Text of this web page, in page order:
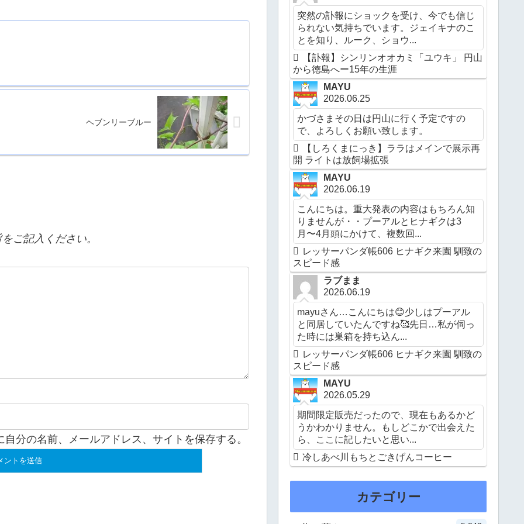
ヘブンリーブルー
記入ください。
分の名前、メールアドレス、サイトを保存する。
突然の訃報にショックを受け、今でも信じ
られない気持ちでいます。ジェイキナのこ
とを知り、ルーク、ショウ...
【訃報】シンリンオオカミ「ユウキ」 円山
から徳島へー15年の生涯
MAYU
2026.06.25
かづさまその日は円山に行く予定ですの
で、よろしくお願い致します。
【しろくまにっき】ララはメインで展示再
開 ライトは放飼場拡張
MAYU
2026.06.19
こんにちは。重大発表の内容はもちろん知
りませんが・・プーアルとヒナギクは3
月〜4月頭にかけて、複数回...
レッサーパンダ帳606 ヒナギク来園 馴致の
スピード感
ラブまま
2026.06.19
mayuさん…こんにちは😊少しはプーアル
と同居していたんですね🥰先日…私が伺っ
た時には巣箱を持ち込ん...
レッサーパンダ帳606 ヒナギク来園 馴致の
スピード感
MAYU
2026.05.29
期間限定販売だったので、現在もあるかど
うかわかりません。もしどこかで出会えた
ら、ここに記したいと思い...
冷しあべ川もちとごきげんコーヒー
カテゴリー